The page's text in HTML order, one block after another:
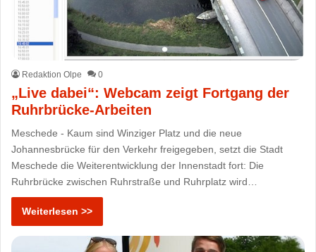
Redaktion Olpe 0
„Live dabei“: Webcam zeigt Fortgang der
Ruhrbrücke-Arbeiten
Meschede - Kaum sind Winziger Platz und die neue
Johannesbrücke für den Verkehr freigegeben, setzt die Stadt
Meschede die Weiterentwicklung der Innenstadt fort: Die
Ruhrbrücke zwischen Ruhrstraße und Ruhrplatz wird…
Weiterlesen >>